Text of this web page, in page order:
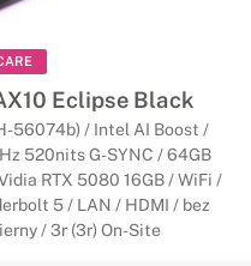
Eclipse Black
56074b) / Intel AI Boost /
520nits G-SYNC / 64GB
RTX 5080 16GB / WiFi /
5 / LAN / HDMI / bez
/ 3r (3r) On-Site